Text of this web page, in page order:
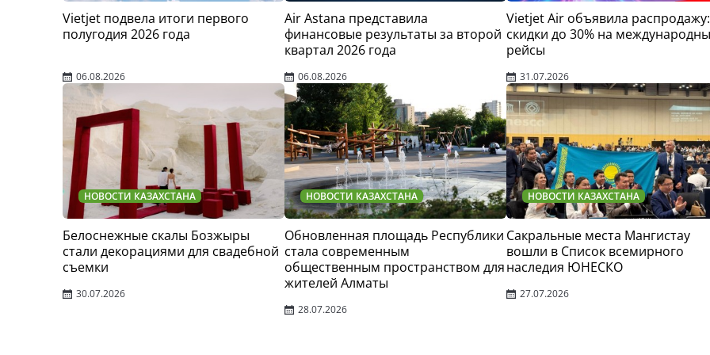
Vietjet подвела итоги первого
полугодия 2026 года
06.08.2026
Air Astana представила
финансовые результаты за второй
квартал 2026 года
06.08.2026
Vietjet Air объявила распродажу:
скидки до 30% на
рейсы
31.07.2026
НОВОСТИ КАЗАХСТАНА
Белоснежные скалы Бозжыры
стали декорациями для свадебной
съемки
30.07.2026
НОВОСТИ КАЗАХСТАНА
Обновленная площадь Республики
стала современным
общественным пространством для
жителей Алматы
28.07.2026
НОВОСТИ КАЗАХСТАНА
Сакральные места Мангистау
вошли в Список всемирного
наследия ЮНЕСКО
27.07.2026